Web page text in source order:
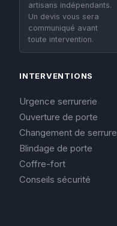
artisans indépendants.
Un devis vous sera
communiqué avant
toute intervention.
INTERVENTIONS
Urgence serrurerie
Ouverture de porte
Changement de serrure
Blindage de porte
Coffre-fort
Conseils sécurité